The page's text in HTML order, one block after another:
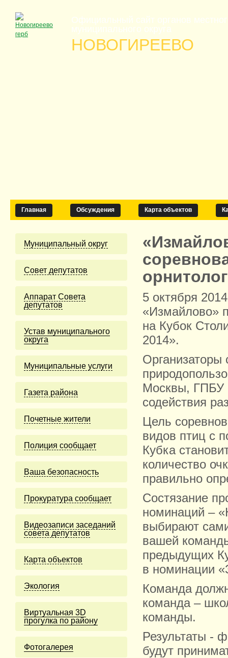
Официальный сайт органов
муниципального округа
НОВОГИРЕЕВО
Главная Обсуждения Карта объектов
Муниципальный округ
Cовет депутатов
Аппарат Совета
депутатов
Устав муниципального
округа
Муниципальные услуги
Газета района
Почетные жители
Полиция сообщает
Ваша безопасность
Прокуратура сообщает
Видеозаписи заседаний
совета депутатов
Карта объектов
Экология
Виртуальная 3D
прогулка по району
Фотогалерея
5 октября 2014
«Измайлово»
на Кубок
2014».
Организаторы
Москвы, ГПБУ
содействия
Цель
видов птиц с
Кубка
количество
правильно
Состязание
номинаций –
выбирают
вашей
предыдущих
в номинации
Команда
команда –
команды.
Результаты -
будут